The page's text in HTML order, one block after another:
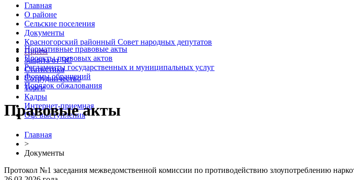
Главная
О районе
Сельские поселения
Документы
Красногорский районный Совет народных депутатов
Прием
Защита от ЧС
Статистика
Сотрудничество
Торги
Кадры
Интернет-приемная
Оф. выступления
Нормативные правовые акты
Проекты правовых актов
Регламенты государственных и муниципальных услуг
Формы обращений
Порядок обжалования
Правовые акты
Главная
>
Документы
Протокол №1 заседания межведомственной комиссии по противодействию злоупотреблению